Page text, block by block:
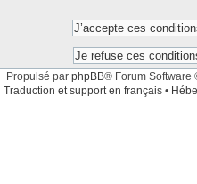
Propulsé par phpBB® Forum Software
Traduction et support en français•